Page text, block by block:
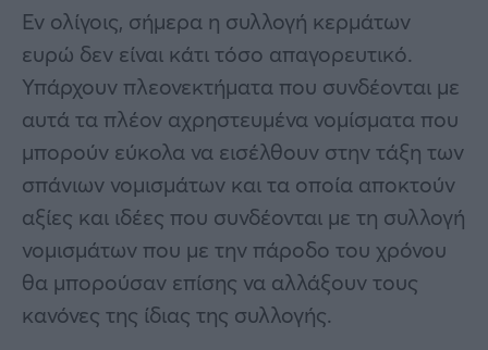
Εν ολίγοις, σήμερα η συλλογή κερμάτων
ευρώ δεν είναι κάτι τόσο απαγορευτικό.
Υπάρχουν πλεονεκτήματα που συνδέονται με
αυτά τα πλέον αχρηστευμένα νομίσματα που
μπορούν εύκολα να εισέλθουν στην τάξη των
σπάνιων νομισμάτων και τα οποία αποκτούν
αξίες και ιδέες που συνδέονται με τη συλλογή
νομισμάτων που με την πάροδο του χρόνου
θα μπορούσαν επίσης να αλλάξουν τους
κανόνες της ίδιας της συλλογής.